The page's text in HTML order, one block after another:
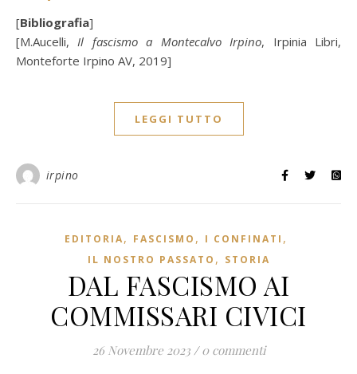
[Bibliografia]
[M.Aucelli, Il fascismo a Montecalvo Irpino, Irpinia Libri,
Monteforte Irpino AV, 2019]
LEGGI TUTTO
irpino
EDITORIA, FASCISMO , I CONFINATI ,
IL NOSTRO PASSATO , STORIA
DAL FASCISMO AI
COMMISSARI CIVICI
26 Novembre 2023 / 0 commenti